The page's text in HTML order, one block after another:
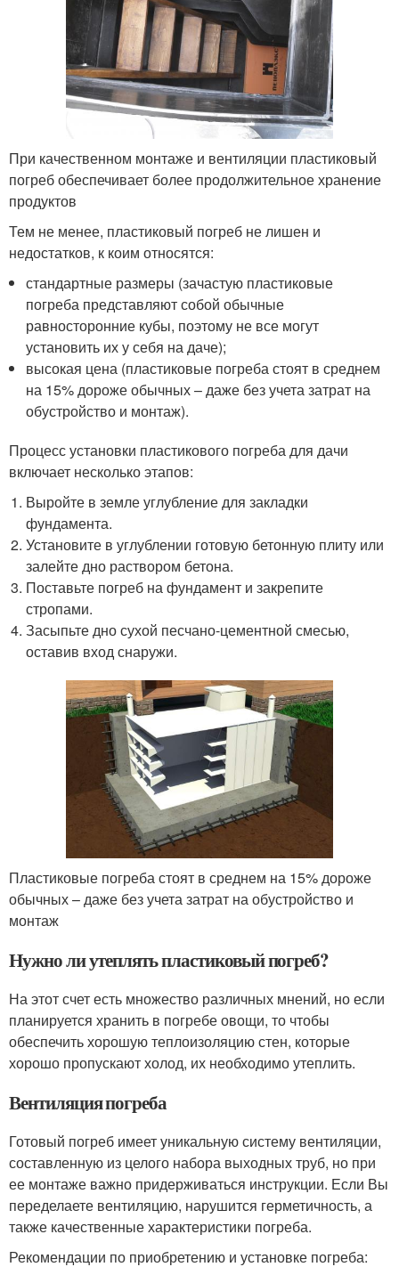
При качественном монтаже и вентиляции пластиковый
погреб обеспечивает более продолжительное хранение
продуктов
Тем не менее, пластиковый погреб не лишен и
недостатков, к коим относятся:
стандартные размеры (зачастую пластиковые
погреба представляют собой обычные
равносторонние кубы, поэтому не все могут
установить их у себя на даче);
высокая цена (пластиковые погреба стоят в среднем
на 15% дороже обычных – даже без учета затрат на
обустройство и монтаж).
Процесс установки пластикового погреба для дачи
включает несколько этапов:
Выройте в земле углубление для закладки
фундамента.
Установите в углублении готовую бетонную плиту или
залейте дно раствором бетона.
Поставьте погреб на фундамент и закрепите
стропами.
Засыпьте дно сухой песчано-цементной смесью,
оставив вход снаружи.
Пластиковые погреба стоят в среднем на 15% дороже
обычных – даже без учета затрат на обустройство и
монтаж
Нужно ли утеплять пластиковый погреб?
На этот счет есть множество различных мнений, но если
планируется хранить в погребе овощи, то чтобы
обеспечить хорошую теплоизоляцию стен, которые
хорошо пропускают холод, их необходимо утеплить.
Вентиляция погреба
Готовый погреб имеет уникальную систему вентиляции,
составленную из целого набора выходных труб, но при
ее монтаже важно придерживаться инструкции. Если Вы
переделаете вентиляцию, нарушится герметичность, а
также качественные характеристики погреба.
Рекомендации по приобретению и установке погреба: